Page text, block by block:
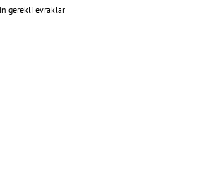
gerekli evraklar